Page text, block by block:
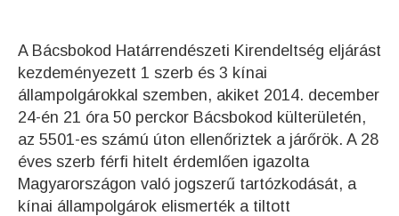
A Bácsbokod Határrendészeti Kirendeltség eljárást
kezdeményezett 1 szerb és 3 kínai
állampolgárokkal szemben, akiket 2014. december
24-én 21 óra 50 perckor Bácsbokod külterületén,
az 5501-es számú úton ellenőriztek a járőrök. A 28
éves szerb férfi hitelt érdemlően igazolta
Magyarországon való jogszerű tartózkodását, a
kínai állampolgárok elismerték a tiltott